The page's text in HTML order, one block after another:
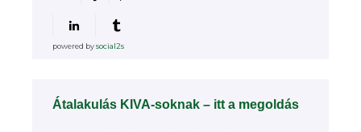
powered bysocial2s
Átalakulás KIVA-soknak – itt a megoldás